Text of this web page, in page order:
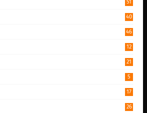
51
40
46
12
21
5
17
26